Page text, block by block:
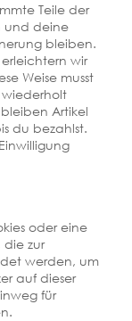
Teile der
und deine
bleiben.
wir
Weise musst
wiederholt
Artikel
du bezahlst.
oder eine
zur
werden, um
auf dieser
für